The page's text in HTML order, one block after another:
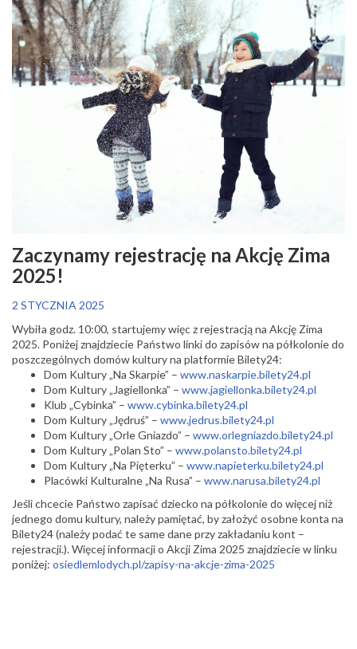
Zaczynamy rejestrację na Akcję Zima
2025!
2 STYCZNIA 2025
Wybiła godz. 10:00, startujemy więc z rejestracją na Akcję Zima
2025. Poniżej znajdziecie Państwo linki do zapisów na półkolonie do
poszczególnych domów kultury na platformie Bilety24:
Dom Kultury „Na Skarpie” – www.naskarpie.bilety24.pl
Dom Kultury „Jagiellonka” – www.jagiellonka.bilety24.pl
Klub „Cybinka” – www.cybinka.bilety24.pl
Dom Kultury „Jędruś” – www.jedrus.bilety24.pl
Dom Kultury „Orle Gniazdo” – www.orlegniazdo.bilety24.pl
Dom Kultury „Polan Sto” – www.polansto.bilety24.pl
Dom Kultury „Na Pięterku” – www.napieterku.bilety24.pl
Placówki Kulturalne „Na Rusa” – www.narusa.bilety24.pl
Jeśli chcecie Państwo zapisać dziecko na półkolonie do więcej niż
jednego domu kultury, należy pamiętać, by założyć osobne konta na
Bilety24 (należy podać te same dane przy zakładaniu kont –
rejestracji.). Więcej informacji o Akcji Zima 2025 znajdziecie w linku
poniżej: osiedlemlodych.pl/zapisy-na-akcje-zima-2025